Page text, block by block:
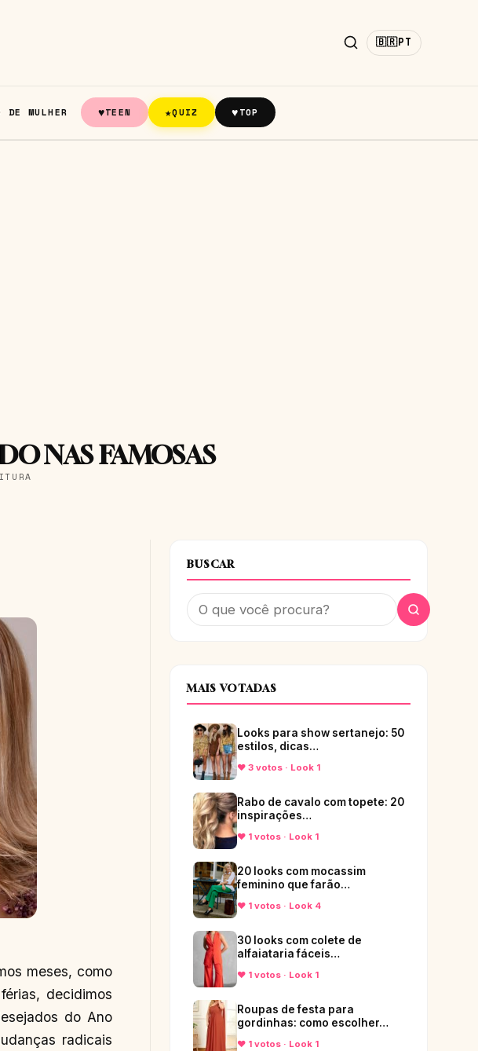
🇧🇷PT
DE MULHER ♥TEEN ★QUIZ ♥TOP
NAS FAMOSAS
meses, como
decidimos
do Ano
radicais
BUSCAR
MAIS VOTADAS
Looks para show sertanejo: 50
estilos, dicas…
♥ 3 votos · Look 1
Rabo de cavalo com topete: 20
inspirações…
♥ 1 votos · Look 1
20 looks com mocassim
feminino que farão…
♥ 1 votos · Look 4
30 looks com colete de
alfaiataria fáceis…
♥ 1 votos · Look 1
Roupas de festa para
gordinhas: como escolher…
♥ 1 votos · Look 1